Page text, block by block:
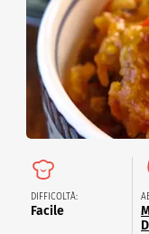
Dolci
DIFFICOLTÀ:
Facile